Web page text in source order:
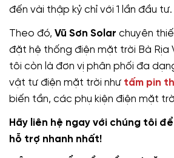
đến vài thập kỷ chỉ với 1 lần đầu tư.
Theo đó, Vũ Sơn Solar chuyên
đặt hệ thống điện mặt trời Bà Rịa
tôi còn là đơn vị phân phối đa
vật tư điện mặt trời như tấm pin
biến tần, các phụ kiện điện mặt
Hãy liên hệ ngay với chúng tôi
hỗ trợ nhanh nhất!